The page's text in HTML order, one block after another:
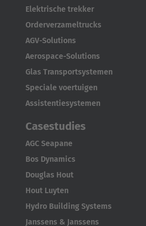
Elektrische trekker
Orderverzameltrucks
AGV-Solutions
Aerospace-Solutions
Glas Transportsystemen
Speciale voertuigen
Assistentiesystemen
Casestudies
AGC Seapane
Bos Dynamics
Douglas Hout
Hout Luyten
Hydro Building Systems
Janssens & Janssens